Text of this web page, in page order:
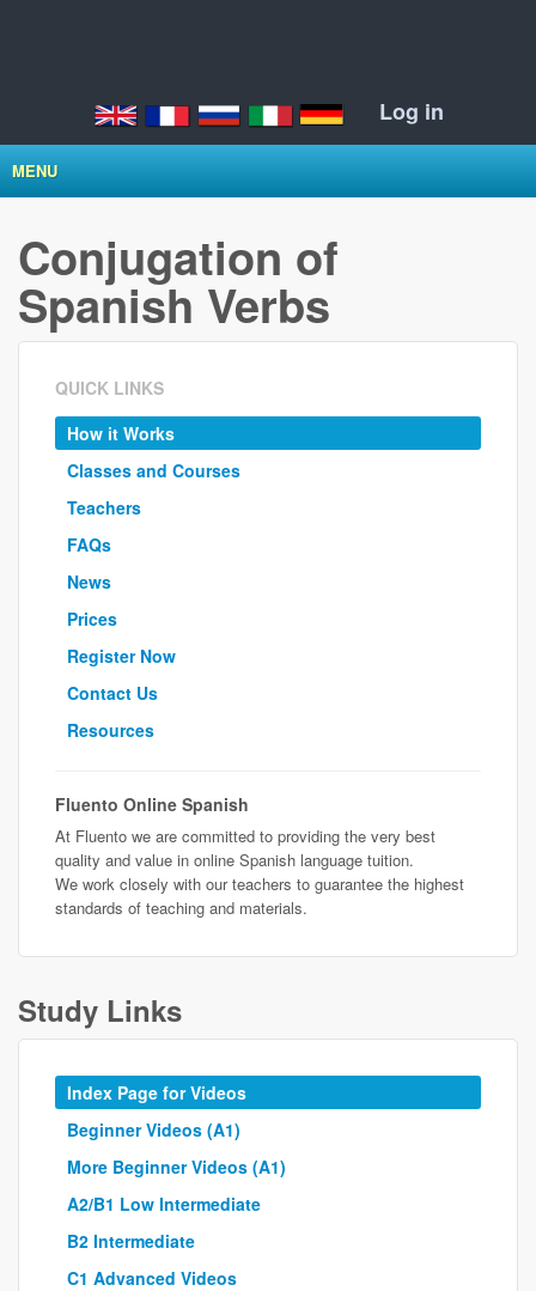
Log in
MENU
Conjugation of
Spanish Verbs
QUICK LINKS
How it Works
Classes and Courses
Teachers
FAQs
News
Prices
Register Now
Contact Us
Resources
Fluento Online Spanish
At Fluento we are committed to providing the very best
quality and value in online Spanish language tuition.
We work closely with our teachers to guarantee the highest
standards of teaching and materials.
Study Links
Index Page for Videos
Beginner Videos (A1)
More Beginner Videos (A1)
A2/B1 Low Intermediate
B2 Intermediate
C1 Advanced Videos